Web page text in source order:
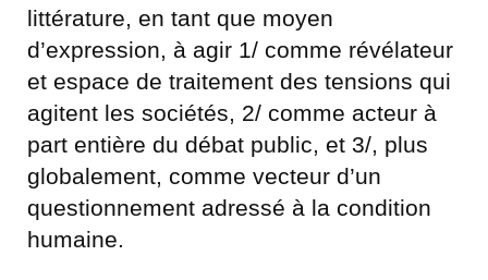
littérature, en tant que moyen
d’expression, à agir 1/ comme révélateur
et espace de traitement des tensions qui
agitent les sociétés, 2/ comme acteur à
part entière du débat public, et 3/, plus
globalement, comme vecteur d’un
questionnement adressé à la condition
humaine.